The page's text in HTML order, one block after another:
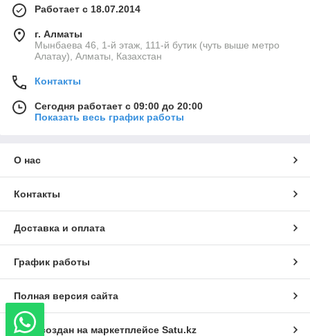
Работает с 18.07.2014
г. Алматы
Мынбаева 46, 1-й этаж, 111-й бутик (чуть выше метро
Алатау), Алматы, Казахстан
Контакты
Сегодня работает с 09:00 до 20:00
Показать весь график работы
О нас
Контакты
Доставка и оплата
График работы
Полная версия сайта
Сайт создан на маркетплейсе Satu.kz